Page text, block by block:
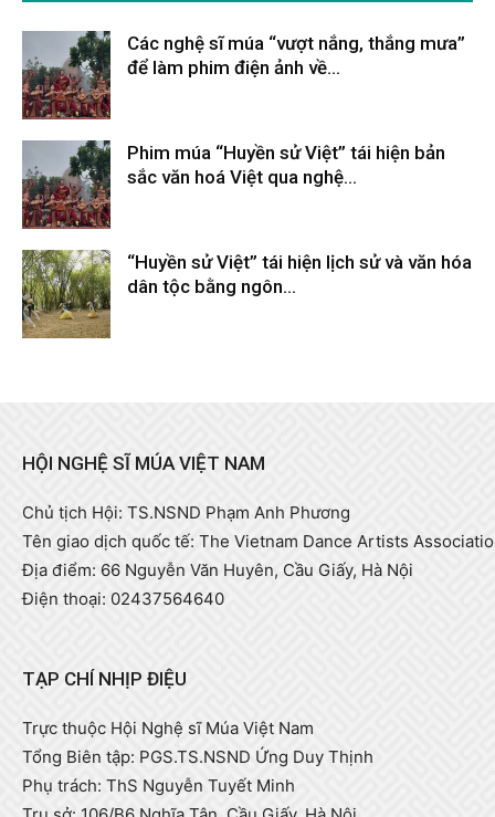
Các nghệ sĩ múa “vượt nắng, thắng mưa”
để làm phim điện ảnh về...
Phim múa “Huyền sử Việt” tái hiện bản
sắc văn hoá Việt qua nghệ...
“Huyền sử Việt” tái hiện lịch sử và văn hóa
dân tộc bằng ngôn...
HỘI NGHỆ SĨ MÚA VIỆT NAM
Chủ tịch Hội: TS.NSND Phạm Anh Phương
Tên giao dịch quốc tế: The Vietnam Dance Artists
Địa điểm: 66 Nguyễn Văn Huyên, Cầu Giấy, Hà Nội
Điện thoại: 02437564640
TẠP CHÍ NHỊP ĐIỆU
Trực thuộc Hội Nghệ sĩ Múa Việt Nam
Tổng Biên tập: PGS.TS.NSND Ứng Duy Thịnh
Phụ trách: ThS Nguyễn Tuyết Minh